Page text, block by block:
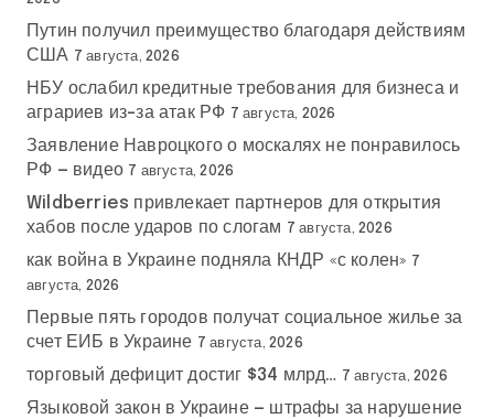
Путин получил преимущество благодаря действиям
США 7 августа, 2026
НБУ ослабил кредитные требования для бизнеса и
аграриев из-за атак РФ 7 августа, 2026
Заявление Навроцкого о москалях не понравилось
РФ — видео 7 августа, 2026
Wildberries привлекает партнеров для открытия
хабов после ударов по слогам 7 августа, 2026
как война в Украине подняла КНДР «с колен» 7
августа, 2026
Первые пять городов получат социальное жилье за
счет ЕИБ в Украине 7 августа, 2026
торговый дефицит достиг $34 млрд… 7 августа, 2026
Языковой закон в Украине — штрафы за нарушение